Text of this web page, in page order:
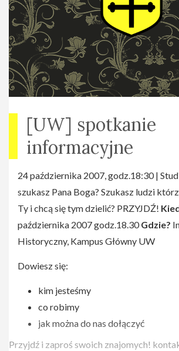
[UW] spotkanie
informacyjne
24 października 2007, godz.18:30 |
szukasz Pana Boga? Szukasz ludzi
Ty i chcą się tym dzielić? PRZYJDŹ!
października 2007 godz.18.30Gdzie?
Historyczny, Kampus Główny UW
Dowiesz się:
kim jesteśmy
co robimy
jak można do nas dołączyć
Przyjdź i zaproś swoich znajomych!